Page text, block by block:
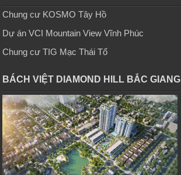
Chung cư KOSMO Tây Hồ
Dự án VCI Mountain View Vĩnh Phúc
Chung cư TIG Mạc Thái Tổ
BÁCH VIỆT DIAMOND HILL BẮC GIANG